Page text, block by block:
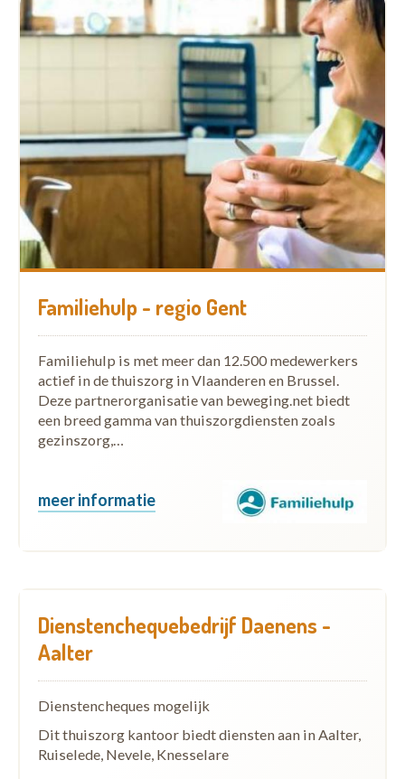
Familiehulp - regio Gent
Familiehulp is met meer dan 12.500 medewerkers
actief in de thuiszorg in Vlaanderen en Brussel.
Deze partnerorganisatie van beweging.net biedt
een breed gamma van thuiszorgdiensten zoals
gezinszorg,…
meer informatie
Dienstenchequebedrijf Daenens -
Aalter
Dienstencheques mogelijk
Dit thuiszorg kantoor biedt diensten aan in Aalter,
Ruiselede, Nevele, Knesselare